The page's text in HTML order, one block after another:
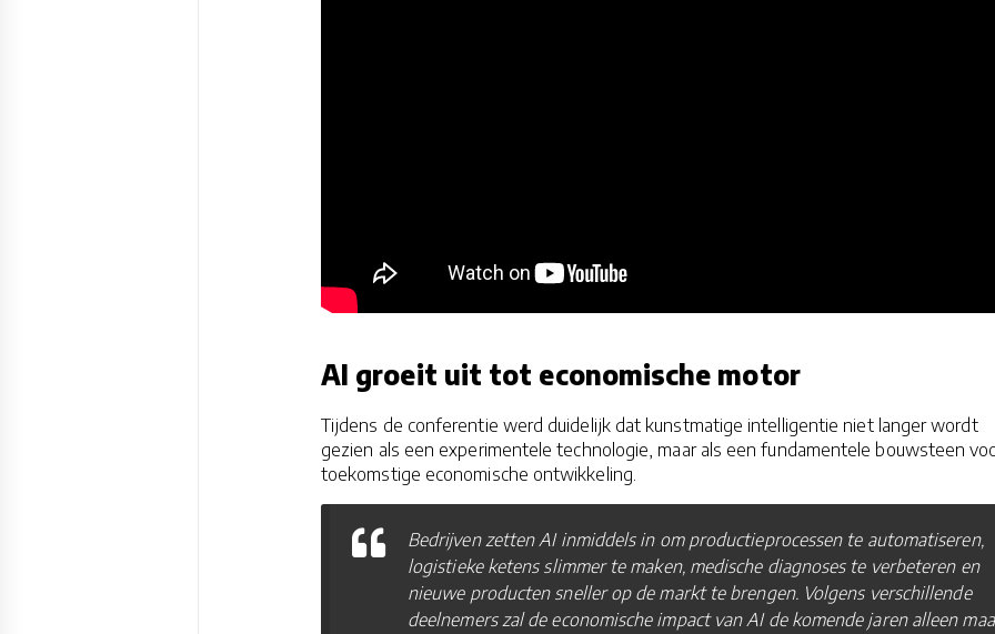
AI groeit uit tot economische motor
Tijdens de conferentie werd duidelijk dat kunstmatige intelligentie niet langer wordt
gezien als een experimentele technologie, maar als een fundamentele bouwsteen
toekomstige economische ontwikkeling.
Bedrijven zetten AI inmiddels in om productieprocessen te automatiseren,
logistieke ketens slimmer te maken, medische diagnoses te verbeteren en
nieuwe producten sneller op de markt te brengen. Volgens verschillende
deelnemers zal de economische impact van AI de komende jaren alleen